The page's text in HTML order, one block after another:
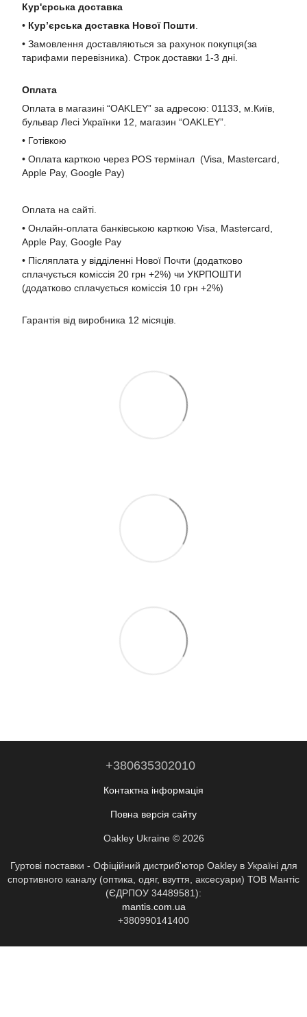
Кур'єрська доставка
• Кур’єрська доставка Нової Пошти
• Замовлення доставляються за рахунок покупця(за
тарифами перевізника). Строк доставки 1-3 дні.
Оплата
Оплата в магазині “OAKLEY” за адресою: 01133, м.Київ,
бульвар Лесі Українки 12, магазин “OAKLEY”.
• Готівкою
• Оплата карткою через POS термінал (Visa, Mastercard,
Apple Pay, Google Pay)
Оплата на сайті.
• Онлайн-оплата банківською карткою Visa, Mastercard,
Apple Pay, Google Pay
• Післяплата у відділенні Нової Почти (додатково
сплачується коміссія 20 грн +2%) чи УКРПОШТИ
(додатково сплачується коміссія 10 грн +2%)
Гарантія від виробника 12 місяців.
+380635302010
Контактна інформація
Повна версія сайту
Oakley Ukraine © 2026
Гуртові поставки - Офіційний дистриб'ютор Oakley в Україні для
спортивного каналу (оптика, одяг, взуття, аксесуари) ТОВ Мантіс
(ЄДРПОУ 34489581):
mantis.com.ua
+380990141400